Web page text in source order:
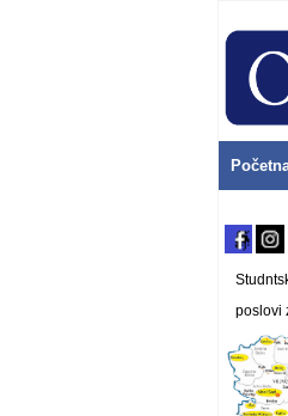
poslovi